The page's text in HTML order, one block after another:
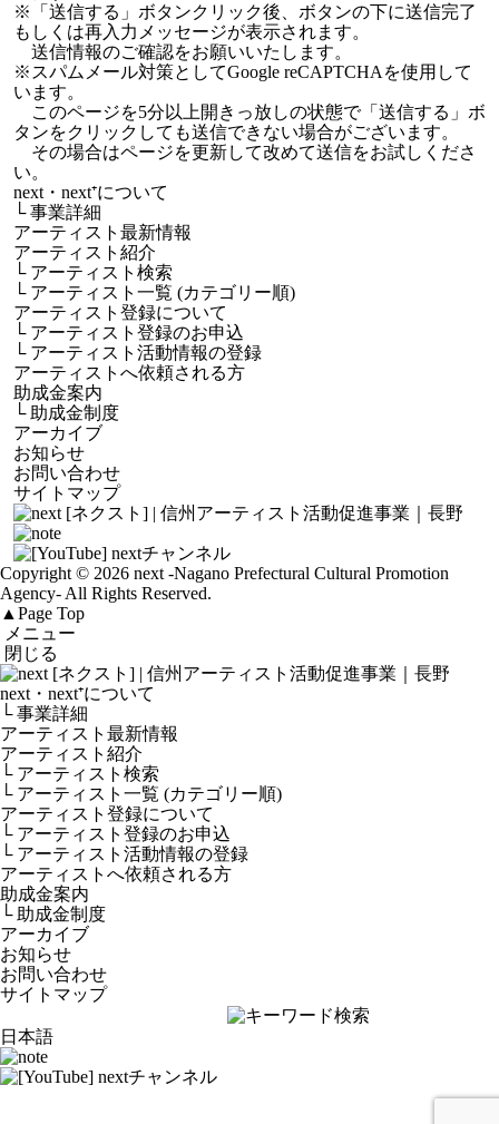
※「送信する」ボタンクリック後、ボタンの下に送信完了
もしくは再入力メッセージが表示されます。
送信情報のご確認をお願いいたします。
※スパムメール対策としてGoogle reCAPTCHAを使用して
います。
このページを5分以上開きっ放しの状態で「送信する」ボ
タンをクリックしても送信できない場合がございます。
その場合はページを更新して改めて送信をお試しくださ
い。
next・next⁺について
└事業詳細
アーティスト最新情報
アーティスト紹介
└ アーティスト検索
└ アーティスト一覧 (カテゴリー順)
アーティスト登録について
└ アーティスト登録のお申込
└ アーティスト活動情報の登録
アーティストへ依頼される方
助成金案内
└ 助成金制度
アーカイブ
お知らせ
お問い合わせ
サイトマップ
Copyright © 2026 next -Nagano Prefectural Cultural Promotion
Agency- All Rights Reserved.
▲ Page Top
メニュー
閉じる
next・next⁺について
└ 事業詳細
アーティスト最新情報
アーティスト紹介
└ アーティスト検索
└ アーティスト一覧 (カテゴリー順)
アーティスト登録について
└ アーティスト登録のお申込
└ アーティスト活動情報の登録
アーティストへ依頼される方
助成金案内
└ 助成金制度
アーカイブ
お知らせ
お問い合わせ
サイトマップ